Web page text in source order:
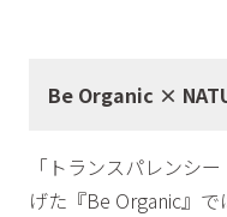
Be Organic ×
「トランスパレンシ
げた『Be Organic』